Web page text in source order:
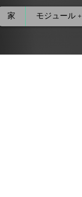
家 モジュール +